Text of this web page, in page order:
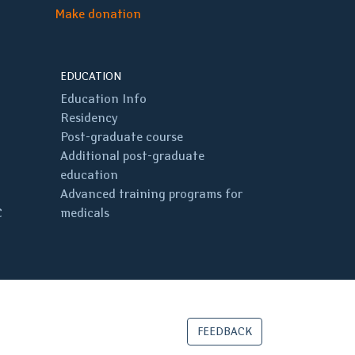
Make donation
EDUCATION
Education Info
Residency
Post-graduate course
Additional post-graduate
education
Advanced training programs for
medicals
FEEDBACK